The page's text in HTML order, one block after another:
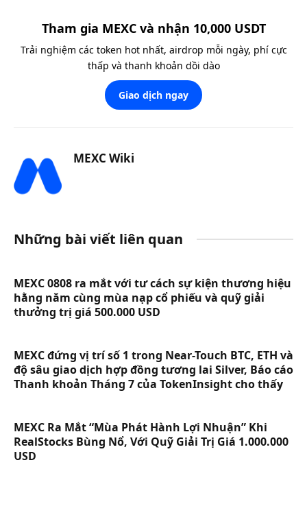
Tham gia MEXC và nhận 10,000 USDT
Trải nghiệm các token hot nhất, airdrop mỗi ngày, phí cực
thấp và thanh khoản dồi dào
Giao dịch ngay
MEXC Wiki
Những bài viết liên quan
MEXC 0808 ra mắt với tư cách sự kiện thương hiệu
hằng năm cùng mùa nạp cổ phiếu và quỹ giải
thưởng trị giá 500.000 USD
MEXC đứng vị trí số 1 trong Near-Touch BTC, ETH và
độ sâu giao dịch hợp đồng tương lai Silver, Báo cáo
Thanh khoản Tháng 7 của TokenInsight cho thấy
MEXC Ra Mắt “Mùa Phát Hành Lợi Nhuận” Khi
RealStocks Bùng Nổ, Với Quỹ Giải Trị Giá 1.000.000
USD